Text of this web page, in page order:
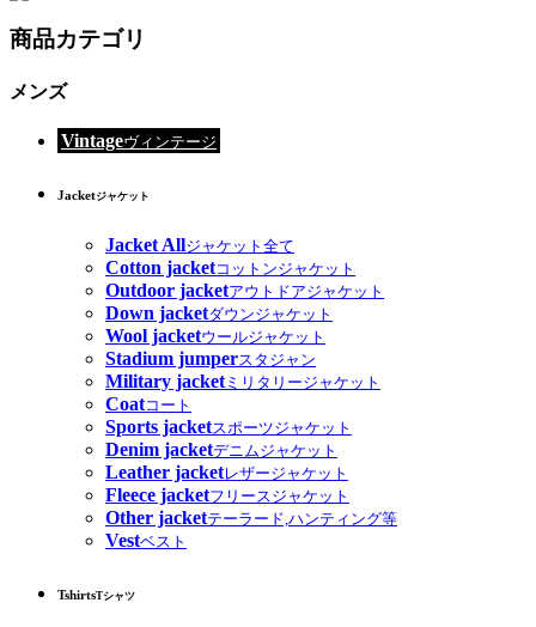
商品カテゴリ
メンズ
Vintageヴィンテージ
Jacketジャケット
Jacket Allジャケット全て
Cotton jacketコットンジャケット
Outdoor jacketアウトドアジャケット
Down jacketダウンジャケット
Wool jacketウールジャケット
Stadium jumperスタジャン
Military jacketミリタリージャケット
Coatコート
Sports jacketスポーツジャケット
Denim jacketデニムジャケット
Leather jacketレザージャケット
Fleece jacketフリースジャケット
Other jacketテーラード,ハンティング等
Vestベスト
TshirtsTシャツ